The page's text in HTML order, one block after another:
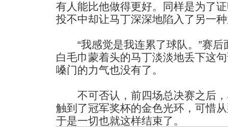
有人能比他做得更好。同样是为了
投不中却让马丁深深地陷入了另一
“我感觉是我连累了球队。”赛后
白毛巾蒙着头的马丁淡淡地丢下这
嗓门的力气也没有了。
不可否认，前四场总决赛之后，
触到了冠军奖杯的金色光环，可惜
于是一切也就这样结束了。